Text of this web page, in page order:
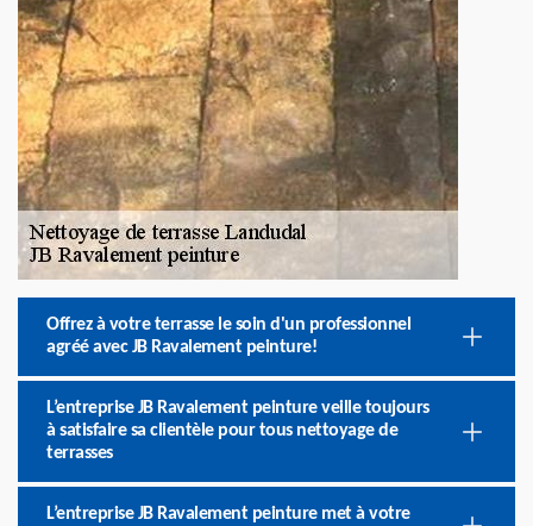
Offrez à votre terrasse le soin d'un professionnel
agréé avec JB Ravalement peinture!
L’entreprise JB Ravalement peinture veille toujours
à satisfaire sa clientèle pour tous nettoyage de
terrasses
L’entreprise JB Ravalement peinture met à votre